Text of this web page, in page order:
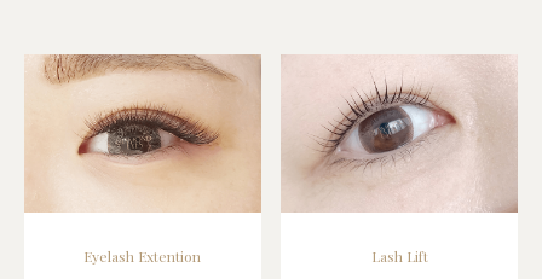
Eyelash Extention
Lash Lift